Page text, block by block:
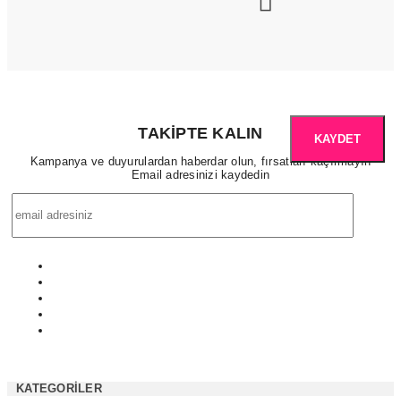
TAKIPTE KALIN
Kampanya ve duyurulardan haberdar olun, fırsatları kaçırmayın
Email adresinizi kaydedin
KAYDET
KATEGORILER